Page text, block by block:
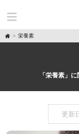
H
o
栄養素
「栄養素」
更新